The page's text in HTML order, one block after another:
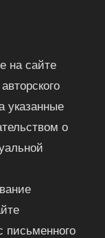
на сайте
указанные
о
письменного